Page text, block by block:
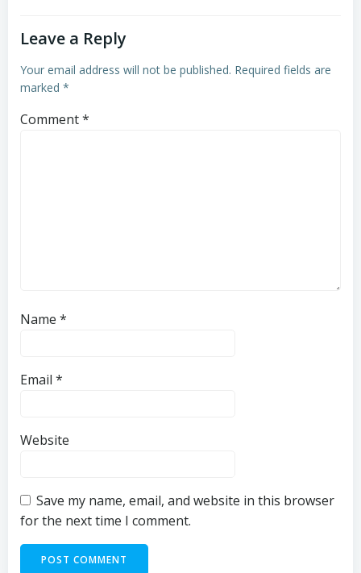
Leave a Reply
Your email address will not be published. Required fields are
marked *
Comment*
Name *
Email *
Website
Save my name, email, and website in this browser
for the next time I comment.